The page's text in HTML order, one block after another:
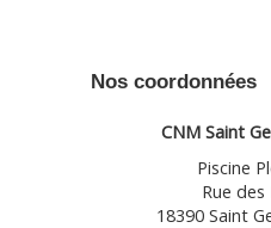
Nos coordonnées
CNM Saint
Piscine
Rue
18390 Saint